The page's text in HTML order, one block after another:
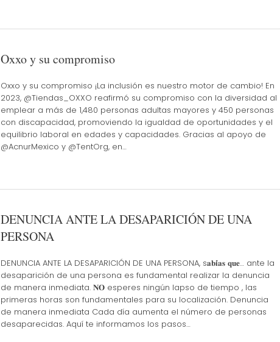
Oxxo y su compromiso
Oxxo y su compromiso ¡La inclusión es nuestro motor de cambio! En
2023, @Tiendas_OXXO reafirmó su compromiso con la diversidad al
emplear a más de 1,480 personas adultas mayores y 450 personas
con discapacidad, promoviendo la igualdad de oportunidades y el
equilibrio laboral en edades y capacidades. Gracias al apoyo de
@AcnurMexico y @TentOrg, en…
DENUNCIA ANTE LA DESAPARICIÓN DE UNA
PERSONA
DENUNCIA ANTE LA DESAPARICIÓN DE UNA PERSONA, s𝐚𝐛𝐢́𝐚𝐬 𝐪𝐮𝐞… ante la
desaparición de una persona es fundamental realizar la denuncia
de manera inmediata. 𝐍𝐎 esperes ningún lapso de tiempo , las
primeras horas son fundamentales para su localización. Denuncia
de manera inmediata Cada día aumenta el número de personas
desaparecidas. Aquí te informamos los pasos…